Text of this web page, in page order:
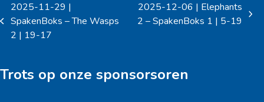
previous
post:
2025-11-29 |
SpakenBoks – The Wasps
2 | 19-17
next
2025-12-06 | Elephants
2 – SpakenBoks 1 | 5-19
Trots op onze sponsorsoren